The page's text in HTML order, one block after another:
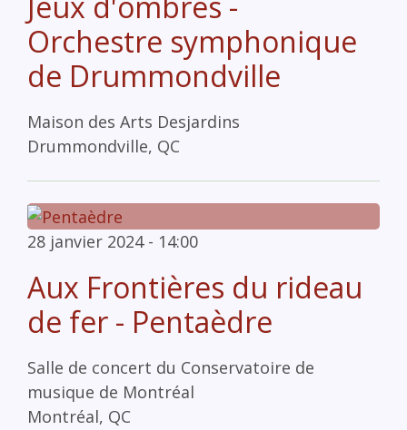
Orchestre symphonique
de Drummondville
Maison des Arts Desjardins
Drummondville, QC
28 janvier 2024 - 14:00
Aux Frontières du rideau
de fer - Pentaèdre
Salle de concert du Conservatoire de
musique de Montréal
Montréal, QC